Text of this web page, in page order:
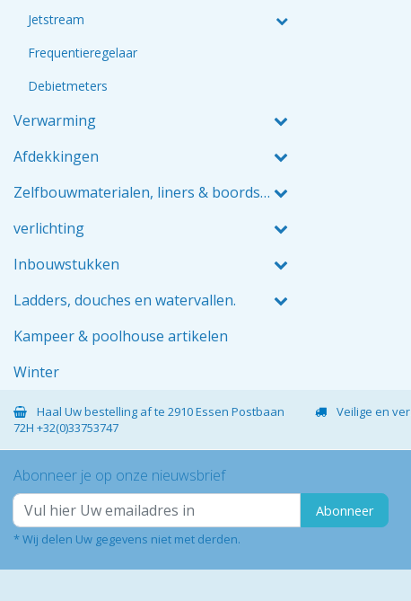
Jetstream
Frequentieregelaar
Debietmeters
Verwarming
Afdekkingen
Zelfbouwmaterialen, liners & boordstenen
verlichting
Inbouwstukken
Ladders, douches en watervallen.
Kampeer & poolhouse artikelen
Winter
Haal Uw bestelling af te 2910 Essen Postbaan
72H +32(0)33753747
Veilige en
Abonneer je op onze nieuwsbrief
Abonneer
* Wij delen Uw gegevens niet met derden.